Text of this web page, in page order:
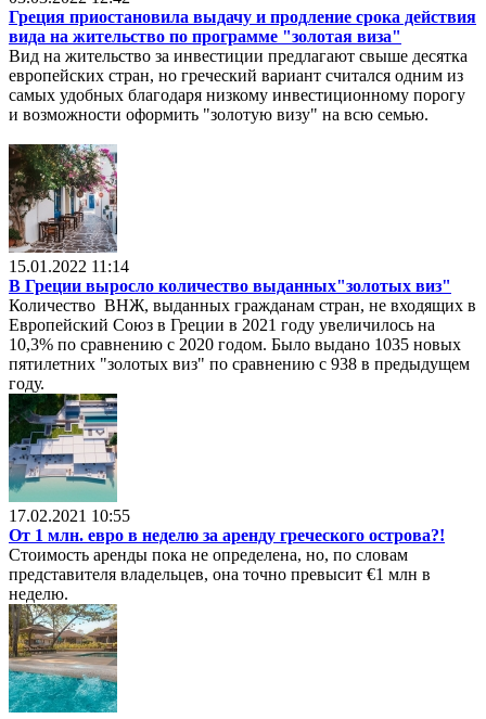
Греция приостановила выдачу и продление срока действия
вида на жительство по программе "золотая виза"
Вид на жительство за инвестиции предлагают свыше десятка
европейских стран, но греческий вариант считался одним из
самых удобных благодаря низкому инвестиционному порогу
и возможности оформить "золотую визу" на всю семью.
15.01.2022 11:14
В Греции выросло количество выданных"золотых виз"
Количество ВНЖ, выданных гражданам стран, не входящих в
Европейский Союз в Греции в 2021 году увеличилось на
10,3% по сравнению с 2020 годом. Было выдано 1035 новых
пятилетних "золотых виз" по сравнению с 938 в предыдущем
году.
17.02.2021 10:55
От 1 млн. евро в неделю за аренду греческого острова?!
Стоимость аренды пока не определена, но, по словам
представителя владельцев, она точно превысит €1 млн в
неделю.